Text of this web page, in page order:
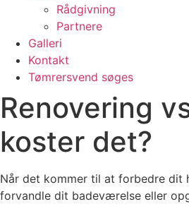
Rådgivning
Partnere
Galleri
Kontakt
Tømrersvend søges
Renovering
koster det?
Når det kommer til at forbedre dit
forvandle dit badeværelse eller